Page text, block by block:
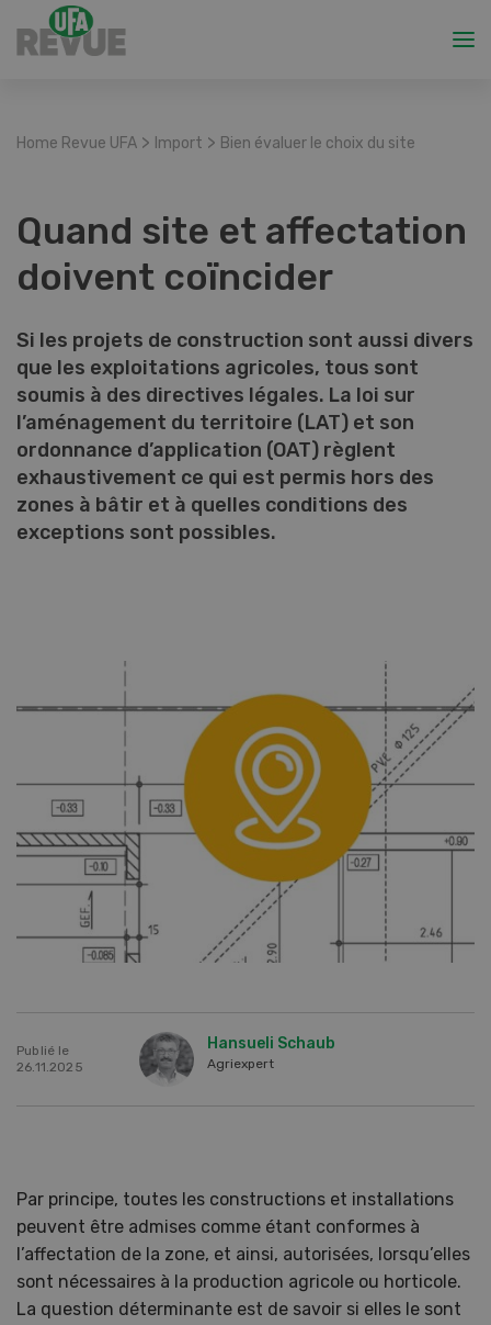
Home Revue UFA > Import > Bien évaluer le choix du site
Quand site et affectation
doivent coïncider
Si les projets de construction sont aussi divers
que les exploitations agricoles, tous sont
soumis à des directives légales. La loi sur
l’aménagement du territoire (LAT) et son
ordonnance d’application (OAT) règlent
exhaustivement ce qui est permis hors des
zones à bâtir et à quelles conditions des
exceptions sont possibles.
Publié le
26.11.2025
Hansueli Schaub
Agriexpert
Par principe, toutes les constructions et installations
peuvent être admises comme étant conformes à
l’affectation de la zone, et ainsi, autorisées, lorsqu’elles
sont nécessaires à la production agricole ou horticole.
La question déterminante est de savoir si elles le sont